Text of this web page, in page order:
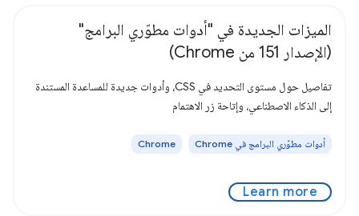
الميزات الجديدة في "أدوات مطوّري البرامج"
(الإصدار 151 من Chrome)
تفاصيل حول مستوى التحديد في CSS، وأدوات جديدة للمساعدة المستندة
إلى الذكاء الاصطناعي، وإتاحة زر الاهتمام
أدوات مطوّري البرامج في Chrome Chrome
Learn more